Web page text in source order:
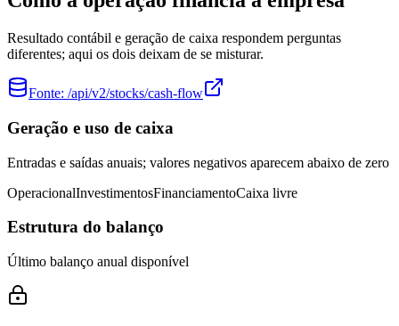
Resultado contábil e geração de caixa respondem perguntas
diferentes; aqui os dois deixam de se misturar.
Fonte: /api/v2/stocks/cash-flow
Geração e uso de caixa
Entradas e saídas anuais; valores negativos aparecem abaixo de zero
OperacionalInvestimentosFinanciamentoCaixa livre
Estrutura do balanço
Último balanço anual disponível